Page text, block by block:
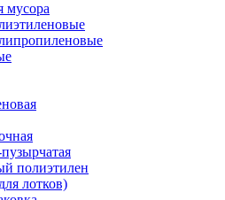
мусора
полиэтилен
лотков)